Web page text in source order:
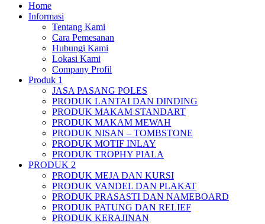
Home
Informasi
Tentang Kami
Cara Pemesanan
Hubungi Kami
Lokasi Kami
Company Profil
Produk 1
JASA PASANG POLES
PRODUK LANTAI DAN DINDING
PRODUK MAKAM STANDART
PRODUK MAKAM MEWAH
PRODUK NISAN – TOMBSTONE
PRODUK MOTIF INLAY
PRODUK TROPHY PIALA
PRODUK 2
PRODUK MEJA DAN KURSI
PRODUK VANDEL DAN PLAKAT
PRODUK PRASASTI DAN NAMEBOARD
PRODUK PATUNG DAN RELIEF
PRODUK KERAJINAN